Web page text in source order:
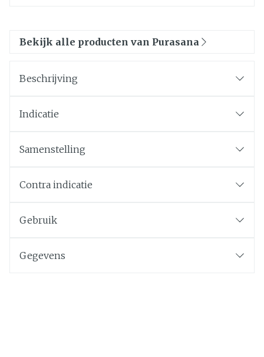
Bekijk alle producten van Purasana
Beschrijving
Indicatie
Samenstelling
Contra indicatie
Gebruik
Gegevens